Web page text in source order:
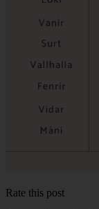
Rate this post